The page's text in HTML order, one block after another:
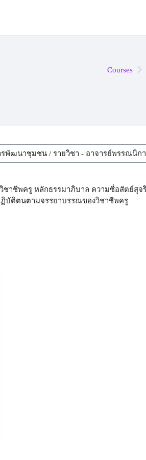
Courses
าชีพครู หลักธรรมาภิบาล ความซื่อสัตย์
บัติตนตามจรรยาบรรณของวิชาชีพครู